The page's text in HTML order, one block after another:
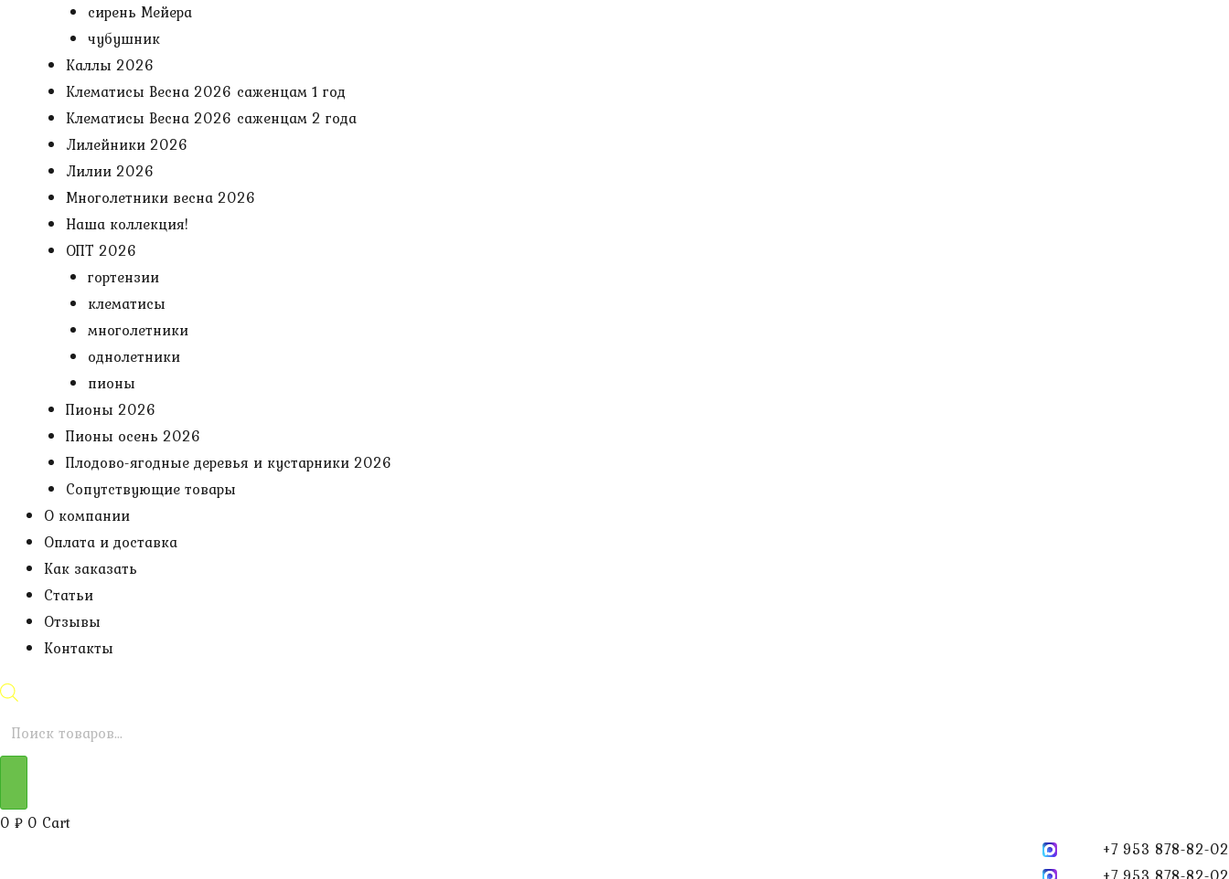
сирень Мейера
чубушник
Каллы 2026
Клематисы Весна 2026 саженцам 1 год
Клематисы Весна 2026 саженцам 2 года
Лилейники 2026
Лилии 2026
Многолетники весна 2026
Наша коллекция!
ОПТ 2026
гортензии
клематисы
многолетники
однолетники
пионы
Пионы 2026
Пионы осень 2026
Плодово-ягодные деревья и кустарники 2026
Сопутствующие товары
О компании
Оплата и доставка
Как заказать
Статьи
Отзывы
Контакты
Поиск
0 ₽ 0 Cart
+7 953 878-82-02